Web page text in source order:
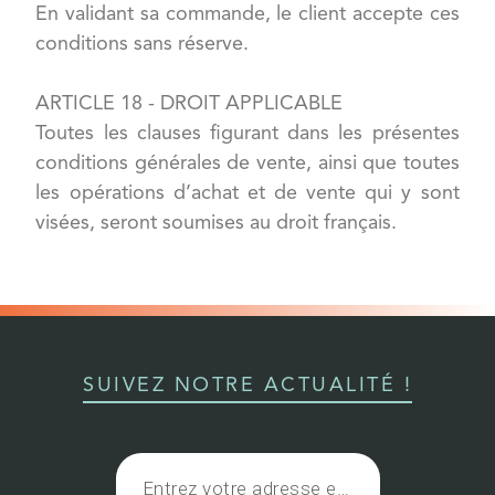
En validant sa commande, le client accepte ces
conditions sans réserve.
ARTICLE 18 - DROIT APPLICABLE
Toutes les clauses figurant dans les présentes
conditions générales de vente, ainsi que toutes
les opérations d’achat et de vente qui y sont
visées, seront soumises au droit français.
SUIVEZ NOTRE ACTUALITÉ !